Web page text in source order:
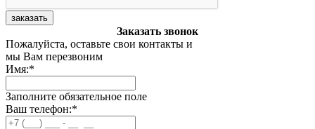
заказать
Заказать звонок
Пожалуйста, оставьте свои контакты и
мы Вам перезвоним
Имя:*
Заполните обязательное поле
Ваш телефон:*